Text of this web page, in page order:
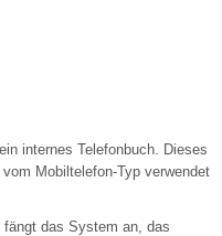
internes Telefonbuch. Dieses
Mobiltelefon-Typ verwendet
fängt das System an, das